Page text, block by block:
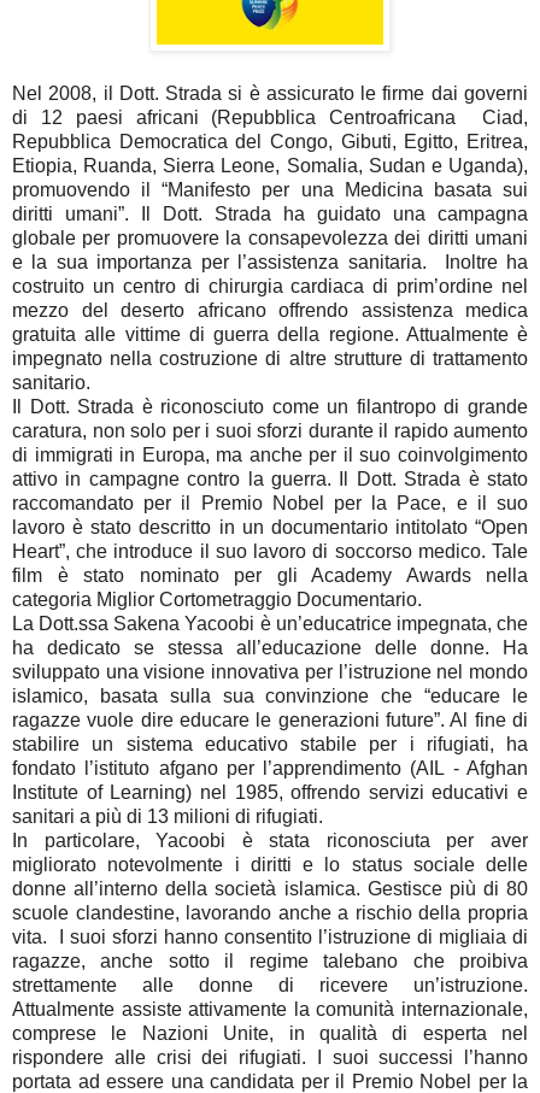
Nel 2008, il Dott. Strada si è assicurato le firme dai governi
di 12 paesi africani (Repubblica Centroafricana Ciad,
Repubblica Democratica del Congo, Gibuti, Egitto, Eritrea,
Etiopia, Ruanda, Sierra Leone, Somalia, Sudan e Uganda),
promuovendo il “Manifesto per una Medicina basata sui
diritti umani”. Il Dott. Strada ha guidato una campagna
globale per promuovere la consapevolezza dei diritti umani
e la sua importanza per l’assistenza sanitaria. Inoltre ha
costruito un centro di chirurgia cardiaca di prim’ordine nel
mezzo del deserto africano offrendo assistenza medica
gratuita alle vittime di guerra della regione. Attualmente è
impegnato nella costruzione di altre strutture di trattamento
sanitario.
Il Dott. Strada è riconosciuto come un filantropo di grande
caratura, non solo per i suoi sforzi durante il rapido aumento
di immigrati in Europa, ma anche per il suo coinvolgimento
attivo in campagne contro la guerra. Il Dott. Strada è stato
raccomandato per il Premio Nobel per la Pace, e il suo
lavoro è stato descritto in un documentario intitolato “Open
Heart”, che introduce il suo lavoro di soccorso medico. Tale
film è stato nominato per gli Academy Awards nella
categoria Miglior Cortometraggio Documentario.
La Dott.ssa Sakena Yacoobi è un’educatrice impegnata, che
ha dedicato se stessa all’educazione delle donne. Ha
sviluppato una visione innovativa per l’istruzione nel mondo
islamico, basata sulla sua convinzione che “educare le
ragazze vuole dire educare le generazioni future”. Al fine di
stabilire un sistema educativo stabile per i rifugiati, ha
fondato l’istituto afgano per l’apprendimento (AIL - Afghan
Institute of Learning) nel 1985, offrendo servizi educativi e
sanitari a più di 13 milioni di rifugiati.
In particolare, Yacoobi è stata riconosciuta per aver
migliorato notevolmente i diritti e lo status sociale delle
donne all’interno della società islamica. Gestisce più di 80
scuole clandestine, lavorando anche a rischio della propria
vita. I suoi sforzi hanno consentito l’istruzione di migliaia di
ragazze, anche sotto il regime talebano che proibiva
strettamente alle donne di ricevere un’istruzione.
Attualmente assiste attivamente la comunità internazionale,
comprese le Nazioni Unite, in qualità di esperta nel
rispondere alle crisi dei rifugiati. I suoi successi l’hanno
portata ad essere una candidata per il Premio Nobel per la